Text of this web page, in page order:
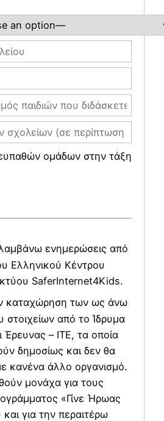
ομάδων στην τάξη
ενημερώσεις από
Ελληνικού Κέντρου
SaferInternet4Kids.
καταχώρηση των ως άνω
από το Ίδρυμα
Έρευνας – ΙΤΕ, τα οποία
δημοσίως και δεν θα
κανένα άλλο οργανισμό.
μονάχα για τους
«Γίνε Ήρωας
για την περαιτέρω